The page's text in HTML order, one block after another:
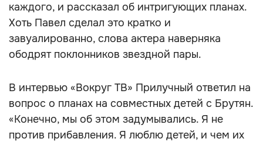
каждого, и рассказал об интригующих планах.
Хоть Павел сделал это кратко и
завуалированно, слова актера наверняка
ободрят поклонников звездной пары.
В интервью «Вокруг ТВ» Прилучный ответил на
вопрос о планах на совместных детей с Брутян.
«Конечно, мы об этом задумывались. Я не
против прибавления. Я люблю детей, и чем их